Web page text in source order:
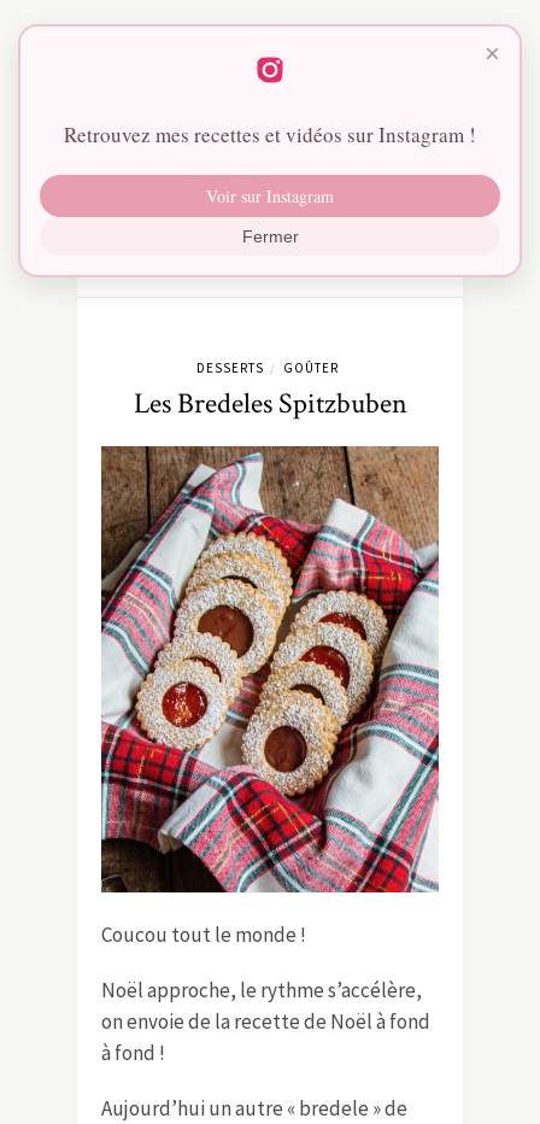
DESSERTS / GOÛTER
Les Bredeles Spitzbuben
Coucou tout le monde !
Noël approche, le rythme s’accélère,
on envoie de la recette de Noël à fond
à fond !
Aujourd’hui un autre « bredele » de
×
Retrouvez mes recettes et vidéos sur Instagram !
Voir sur Instagram
Fermer